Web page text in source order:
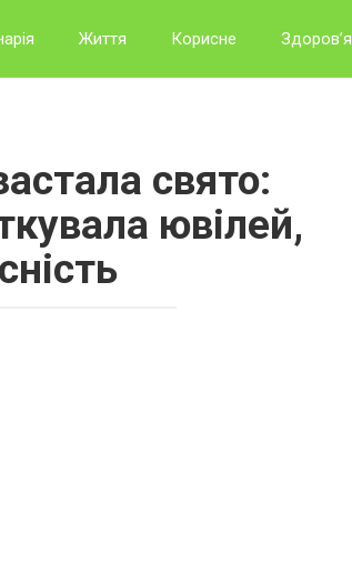
Життя Корисне Здоров’я
свято:
ювілей,